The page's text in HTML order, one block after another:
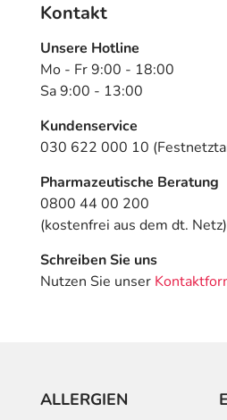
Kontakt
Unsere Hotline
Mo - Fr 9:00 - 18:00
Sa 9:00 - 13:00
Kundenservice
030 622 000 10
Pharmazeutische Beratung
0800 44 00 200
(kostenfrei aus dem dt. Netz)
Schreiben Sie uns
Nutzen Sie unser
ALLERGIEN